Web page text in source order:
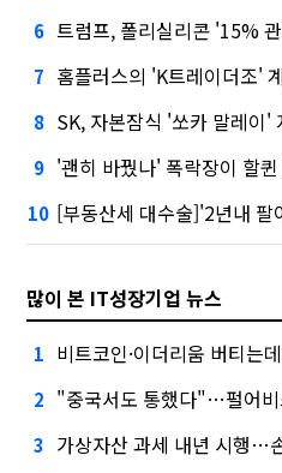
6 트럼프, 폴리실리콘 '15% 관세'
7 홈플러스의 'K트레이더조'
8 SK, 자본잠식 '쏘카 말레이'
9 '괜히 바꿨나' 폭락장이 할퀸
10 [부동산세 대수술]'2년내
많이 본 IT성장기업 뉴스
1 비트코인·이더리움 버티는
2 "중국서도 통했다"…펄어
3 가상자산 과세 내년 시행…